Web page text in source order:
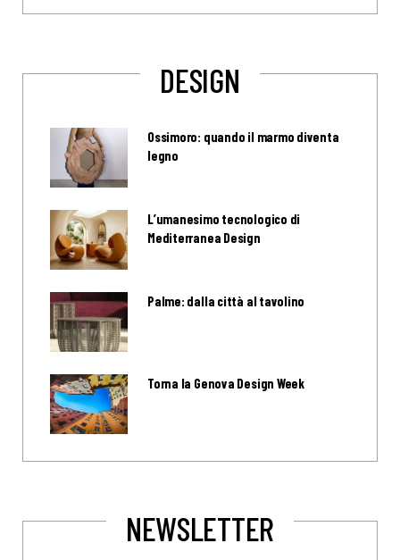
DESIGN
Ossimoro: quando il marmo diventa
legno
L’umanesimo tecnologico di
Mediterranea Design
Palme: dalla città al tavolino
Torna la Genova Design Week
NEWSLETTER